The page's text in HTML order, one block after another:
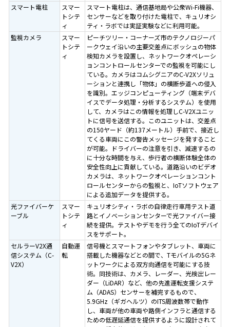
スマート電柱
スマー
トシテ
ィ
スマート電柱は、通信基地局や公衆Wi-Fi機器、
センサーなどを取り付けた電柱で、キュリオシ
ティ・ラボでは実証実験などに利用可能。
監視カメラ
スマー
トシテ
ィ
ピーチツリー・コーナーズ市のテクノロジーパ
ークウェイ沿いの主要交差点にボッシュの物体
検知カメラを設置し、ネットワークオペレーシ
ョンコントロールセンターでの監視を可能にし
ている。カメラはコムシグニアのC-V2Xソリュ
ーションと連携し「物体」の横断歩道への侵入
を識別。エッジコンピューティング（端末デバ
イスでデータ処理・分析するシステム）を使用
して、カメラはこの情報を処理しC-V2Xユニッ
トに信号を送信する。このユニットは、交差点
の150ヤード（約137メートル）手前で、接近し
てくる車両にこの警告メッセージを発すること
が可能。ドライバーの注意を引き、減速するの
に十分な時間を与え、歩行者の横断体験全体の
安全性向上に貢献している。道路沿いのビデオ
カメラは、ネットワークオペレーションコント
ロールセンターからの監視と、IoTソフトウェア
による追加データを提供する。
光ファイバーケ
ーブル
スマー
トシテ
ィ
キュリオシティ・ラボの自律走行車用テスト道
路とイノベーションセンターで光ファイバー接
続を提供。テストやデモを行う全てのIoTデバイ
スをサポート。
セルラーV2X通
信システム（C-
V2X）
自動運
転
信号機とスマートフォンやタブレット、車両に
搭載した機器などとの間で、Tモバイルの5Gネ
ットワークによる双方向通信を可能にする技
術。同技術は、カメラ、レーダー、光検出レー
ダー（LiDAR）など、他の先進運転支援システ
ム（ADAS）センサーを補完するもので、
5.9GHz（ギガヘルツ）のITS周波数帯で動作
し、車両が他の車両や路側インフラと通信する
ための低遅延通信を提供するように設計されて